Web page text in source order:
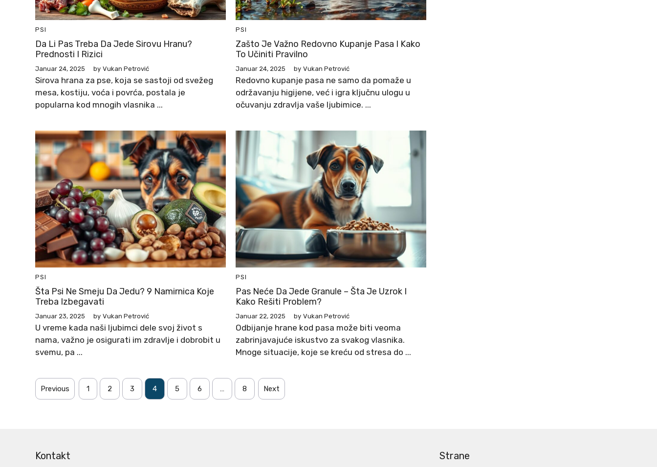
PSI
Da Li Pas Treba Da Jede Sirovu Hranu?
Prednosti I Rizici
Januar 24, 2025 by Vukan Petrović
Sirova hrana za pse, koja se sastoji od svežeg
mesa, kostiju, voća i povrća, postala je
popularna kod mnogih vlasnika ...
PSI
Zašto Je Važno Redovno Kupanje Pasa I Kako
To Učiniti Pravilno
Januar 24, 2025 by Vukan Petrović
Redovno kupanje pasa ne samo da pomaže u
održavanju higijene, već i igra ključnu ulogu u
očuvanju zdravlja vaše ljubimice. ...
PSI
Šta Psi Ne Smeju Da Jedu? 9 Namirnica Koje
Treba Izbegavati
Januar 23, 2025 by Vukan Petrović
U vreme kada naši ljubimci dele svoj život s
nama, važno je osigurati im zdravlje i dobrobit u
svemu, pa ...
PSI
Pas Neće Da Jede Granule – Šta Je Uzrok I
Kako Rešiti Problem?
Januar 22, 2025 by Vukan Petrović
Odbijanje hrane kod pasa može biti veoma
zabrinjavajuće iskustvo za svakog vlasnika.
Mnoge situacije, koje se kreću od stresa do ...
Previous 1 2 3 4 5 6 … 8 Next
Kontakt Strane